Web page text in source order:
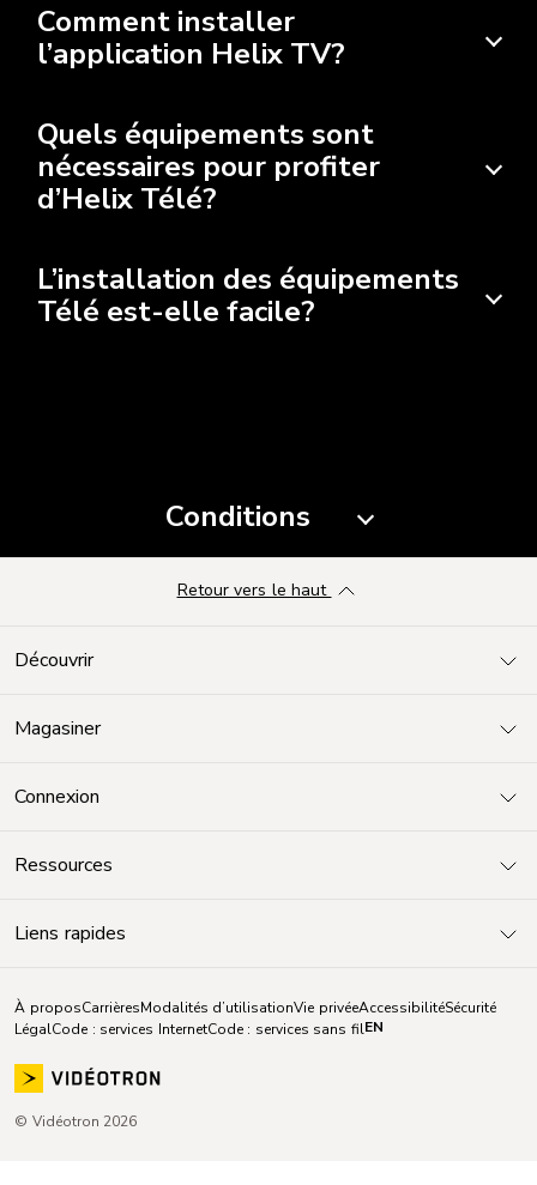
Comment installer
l’application Helix TV?
Quels équipements sont
nécessaires pour profiter
d’Helix Télé?
L’installation des équipements
Télé est-elle facile?
Conditions
Découvrir
Magasiner
Connexion
Ressources
Liens rapides
Retour vers le haut
© Vidéotron 2026
À proposCarrièresModalités d’utilisationVie privéeAccessibilitéSécurité
LégalCode : services InternetCode : services sans filEN